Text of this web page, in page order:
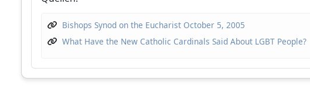
Bishops Synod on the Eucharist October 5, 2005
What Have the New Catholic Cardinals Said About LGBT People?
CatéGPT.chat
Helfen Sie uns, unsere Mission
CatéGPT, die Organisation hinter Conclavoscope,